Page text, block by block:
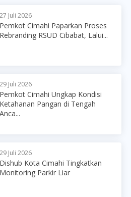
27 Juli 2026
Pemkot Cimahi Paparkan Proses
Rebranding RSUD Cibabat, Lalui...
29 Juli 2026
Pemkot Cimahi Ungkap Kondisi
Ketahanan Pangan di Tengah
Anca...
29 Juli 2026
Dishub Kota Cimahi Tingkatkan
Monitoring Parkir Liar